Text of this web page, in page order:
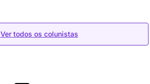
Ver todos os colunistas